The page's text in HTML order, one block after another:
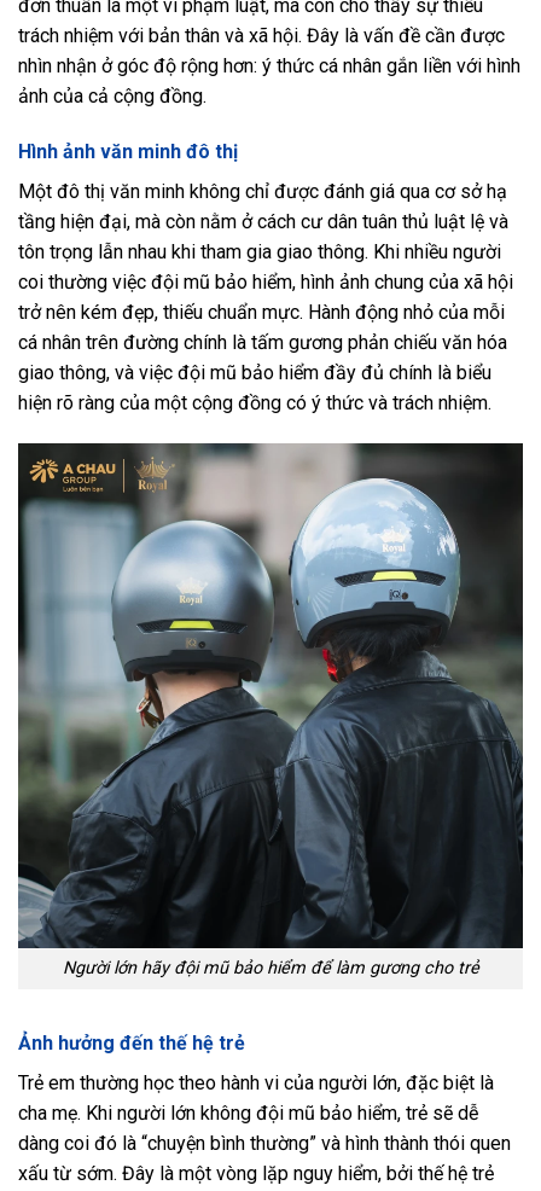
đơn thuần là một vi phạm luật, mà còn cho thấy sự thiếu
trách nhiệm với bản thân và xã hội. Đây là vấn đề cần được
nhìn nhận ở góc độ rộng hơn: ý thức cá nhân gắn liền với hình
ảnh của cả cộng đồng.
Hình ảnh văn minh đô thị
Một đô thị văn minh không chỉ được đánh giá qua cơ sở hạ
tầng hiện đại, mà còn nằm ở cách cư dân tuân thủ luật lệ và
tôn trọng lẫn nhau khi tham gia giao thông. Khi nhiều người
coi thường việc đội mũ bảo hiểm, hình ảnh chung của xã hội
trở nên kém đẹp, thiếu chuẩn mực. Hành động nhỏ của mỗi
cá nhân trên đường chính là tấm gương phản chiếu văn hóa
giao thông, và việc đội mũ bảo hiểm đầy đủ chính là biểu
hiện rõ ràng của một cộng đồng có ý thức và trách nhiệm.
Người lớn hãy đội mũ bảo hiểm để làm gương cho trẻ
Ảnh hưởng đến thế hệ trẻ
Trẻ em thường học theo hành vi của người lớn, đặc biệt là
cha mẹ. Khi người lớn không đội mũ bảo hiểm, trẻ sẽ dễ
dàng coi đó là “chuyện bình thường” và hình thành thói quen
xấu từ sớm. Đây là một vòng lặp nguy hiểm, bởi thế hệ trẻ